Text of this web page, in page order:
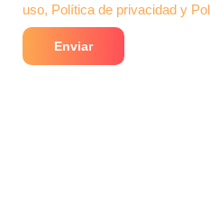
uso, Política de privacidad y